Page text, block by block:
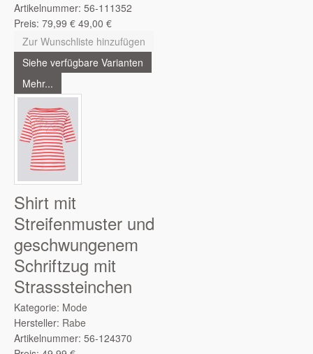
Artikelnummer: 56-111352
Preis: 79,99 € 49,00 €
Zur Wunschliste hinzufügen
Siehe verfügbare Varianten
Mehr...
Shirt mit
Streifenmuster und
geschwungenem
Schriftzug mit
Strasssteinchen
Kategorie: Mode
Hersteller: Rabe
Artikelnummer: 56-124370